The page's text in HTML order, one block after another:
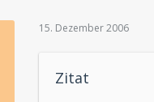
15. Dezember 2006
Zitat